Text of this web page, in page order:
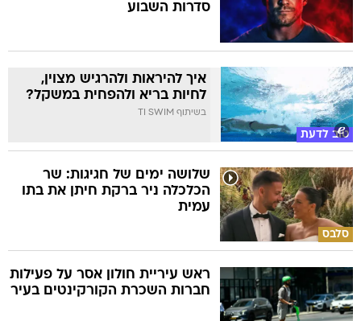
סדרות השבוע
טוב לדעת
איך להיראות ולהרגיש מצוין,
לחיות בריא ולהפחית במשקל?
בשיתוף TI SWIM
סלבס
שלושה ימים של חגיגות: שר
הכלכלה ניר ברקת חיתן את בתו
עמית
ראש עיריית חולון אסר על פעילות
חברות השכרת הקורקינטים בעיר